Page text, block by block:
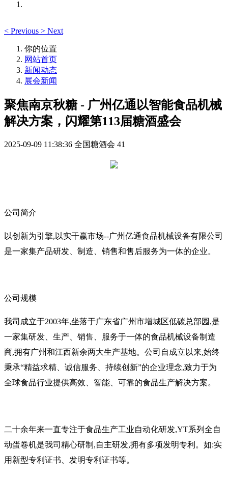
< Previous > Next
你的位置
网站首页
新闻动态
展会新闻
聚焦南京秋糖 - 广州亿通以智能食品机械
解决方案，闪耀第113届糖酒盛会
2025-09-09 11:38:36 全国糖酒会 41
公司简介
以创新为引擎,以实干赢市场--广州亿通食品机械设备有限公司
是一家集产品研发、制造、销售和售后服务为一体的企业。
公司规模
我司成立于2003年,坐落于广东省广州市增城区低碳总部园,是
一家集研发、生产、销售、服务于一体的食品机械设备制造
商,拥有广州和江西新余两大生产基地。公司自成立以来,始终
秉承“精益求精、诚信服务、持续创新”的企业理念,致力于为
全球食品行业提供高效、智能、可靠的食品生产解决方案。
二十余年来一直专注于食品生产工业自动化研发,YT系列全自
动蛋卷机是我司精心研制,自主研发,拥有多项发明专利。如:实
用新型专利证书、发明专利证书等。